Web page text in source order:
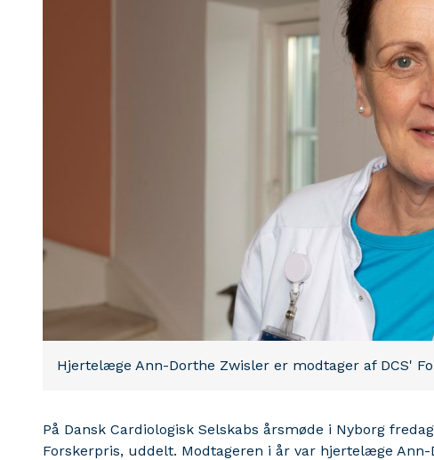
Hjertelæge Ann-Dorthe Zwisler er modtager af DCS'
På Dansk Cardiologisk Selskabs årsmøde i Nyborg
Forskerpris, uddelt. Modtageren i år var hjertelæge